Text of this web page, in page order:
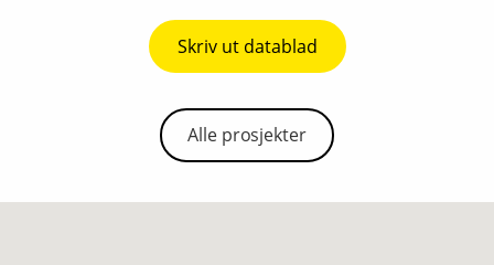
Skriv ut datablad
Alle prosjekter